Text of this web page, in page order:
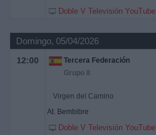
Doble V Televisión YouTube
Domingo, 05/04/2026
12:00
Tercera Federación
Grupo 8
Virgen del Camino
At. Bembibre
Doble V Televisión YouTube